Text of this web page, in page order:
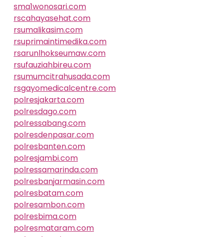
sma1wonosari.com
rscahayasehat.com
rsumalikasim.com
rsuprimaintimedika.com
rsarunlhokseumaw.com
rsufauziahbireu.com
rsumumcitrahusada.com
rsgayomedicalcentre.com
polresjakarta.com
polresdago.com
polressabang.com
polresdenpasar.com
polresbanten.com
polresjambi.com
polressamarinda.com
polresbanjarmasin.com
polresbatam.com
polresambon.com
polresbima.com
polresmataram.com